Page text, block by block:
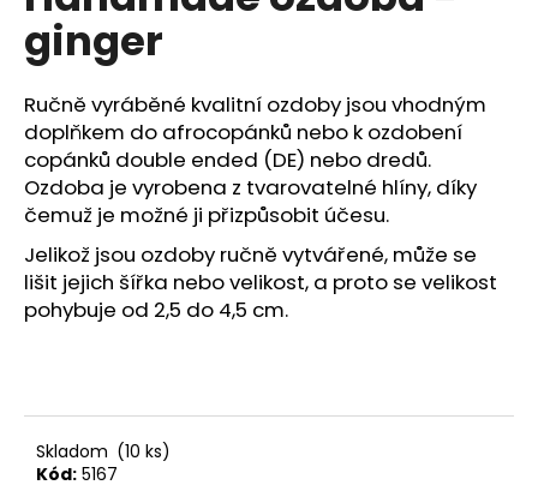
z
5
hvězdiček.
ginger
Ručně vyráběné kvalitní ozdoby jsou vhodným
doplňkem do afrocopánků nebo k ozdobení
copánků double ended (DE) nebo dredů.
Ozdoba je vyrobena z tvarovatelné hlíny, díky
čemuž je možné ji přizpůsobit účesu.
Jelikož jsou ozdoby ručně vytvářené, může se
lišit jejich šířka nebo velikost, a proto se velikost
pohybuje od 2,5 do 4,5 cm.
Skladom (10 ks)
Kód: 5167
a
j
í
t
?
HLEDAT
o
o